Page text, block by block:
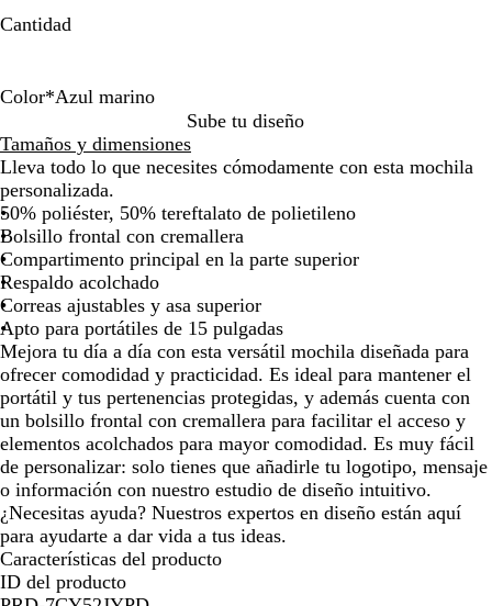
Cantidad
Color*Azul marino
z
u
l
m
a
r
i
n
o
r
i
s
p
i
e
d
r
a
Sube tu diseño
Tamaños y dimensiones
Lleva todo lo que necesites cómodamente con esta mochila
personalizada.
50% poliéster, 50% tereftalato de polietileno
Bolsillo frontal con cremallera
Compartimento principal en la parte superior
Respaldo acolchado
Correas ajustables y asa superior
Apto para portátiles de 15 pulgadas
Mejora tu día a día con esta versátil mochila diseñada para
ofrecer comodidad y practicidad. Es ideal para mantener el
portátil y tus pertenencias protegidas, y además cuenta con
un bolsillo frontal con cremallera para facilitar el acceso y
elementos acolchados para mayor comodidad. Es muy fácil
de personalizar: solo tienes que añadirle tu logotipo, mensaje
o información con nuestro estudio de diseño intuitivo.
¿Necesitas ayuda? Nuestros expertos en diseño están aquí
para ayudarte a dar vida a tus ideas.
Características del producto
ID del producto